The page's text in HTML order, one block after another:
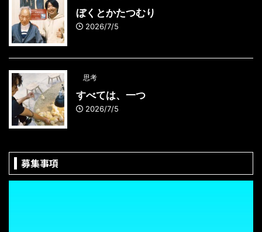
ぼくとかたつむり
2026/7/5
思考
すべては、一つ
2026/7/5
募集事項